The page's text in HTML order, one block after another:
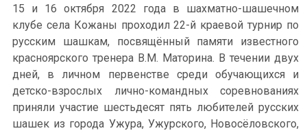
15 и 16 октября 2022 года в шахматно-шашечном
клубе села Кожаны проходил 22-й краевой турнир по
русским шашкам, посвящённый памяти известного
красноярского тренера В.М. Маторина. В течении двух
дней, в личном первенстве среди обучающихся и
детско-взрослых лично-командных соревнованиях
приняли участие шестьдесят пять любителей русских
шашек из города Ужура, Ужурского, Новосёловского,